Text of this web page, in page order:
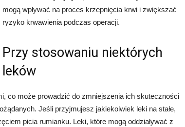
mogą wpływać na proces krzepnięcia krwi i zwiększać
ryzyko krwawienia podczas operacji.
Przy stosowaniu niektórych
leków
co może prowadzić do zmniejszenia ich skuteczności
Jeśli przyjmujesz jakiekolwiek leki na stałe,
picia rumianku. Leki, które mogą oddziaływać z